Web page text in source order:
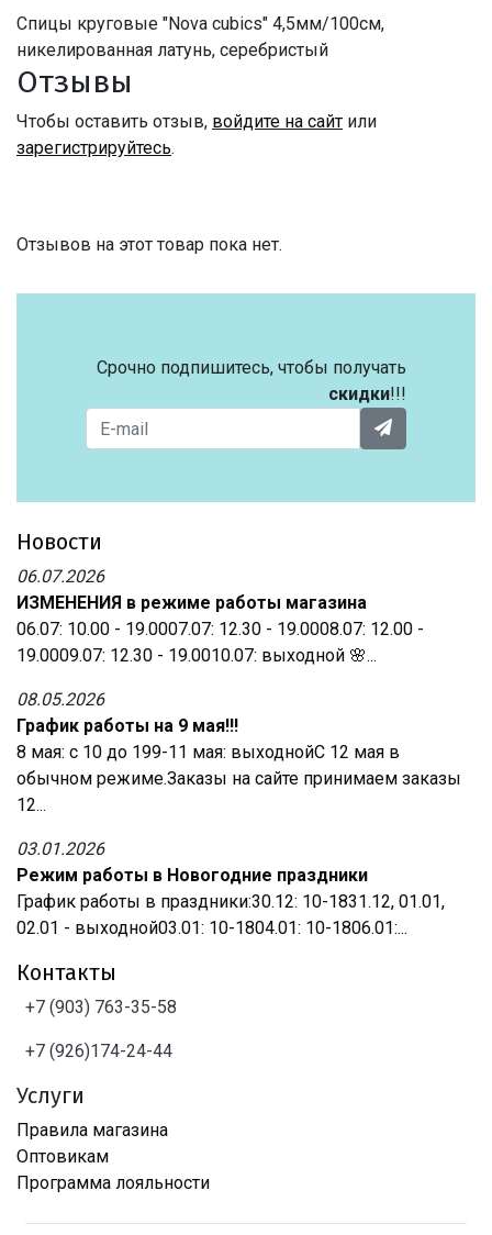
Спицы круговые "Nova cubics" 4,5мм/100см,
никелированная латунь, серебристый
Отзывы
Чтобы оставить отзыв, войдите на сайт или
зарегистрируйтесь.
Отзывов на этот товар пока нет.
Срочно подпишитесь, чтобы получать
скидки!!!
Новости
06.07.2026
ИЗМЕНЕНИЯ в режиме работы магазина
06.07: 10.00 - 19.0007.07: 12.30 - 19.0008.07: 12.00 -
19.0009.07: 12.30 - 19.0010.07: выходной 🌸...
08.05.2026
График работы на 9 мая!!!
8 мая: с 10 до 199-11 мая: выходнойС 12 мая в
обычном режиме.Заказы на сайте принимаем заказы
12...
03.01.2026
Режим работы в Новогодние праздники
График работы в праздники:30.12: 10-1831.12, 01.01,
02.01 - выходной03.01: 10-1804.01: 10-1806.01:...
Контакты
+7 (903) 763-35-58
+7 (926)174-24-44
Услуги
Правила магазина
Оптовикам
Программа лояльности